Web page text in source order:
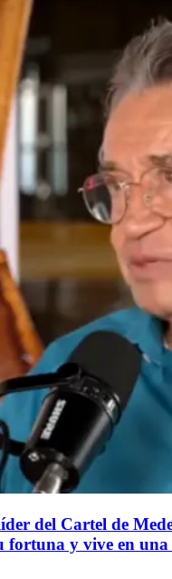
del Cartel de
fortuna y vive en una